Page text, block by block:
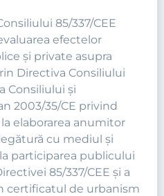
85/337/CEE
efectelor
şi private asupra
Directiva Consiliului
Consiliului şi
2003/35/CE privind
elaborarea anumitor
cu mediul şi
participarea publicului
85/337/CEE şi a
certificatul de urbanism